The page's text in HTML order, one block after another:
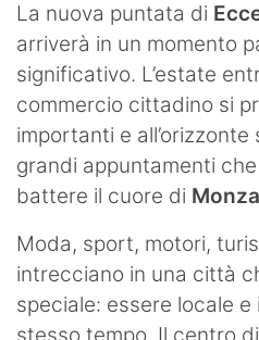
La nuova puntata di
arriverà in un momento
significativo. L’estate
commercio cittadino si
importanti e
grandi appuntamenti
battere il cuore di Monza
Moda, sport, motori,
intrecciano in una città
speciale: essere locale